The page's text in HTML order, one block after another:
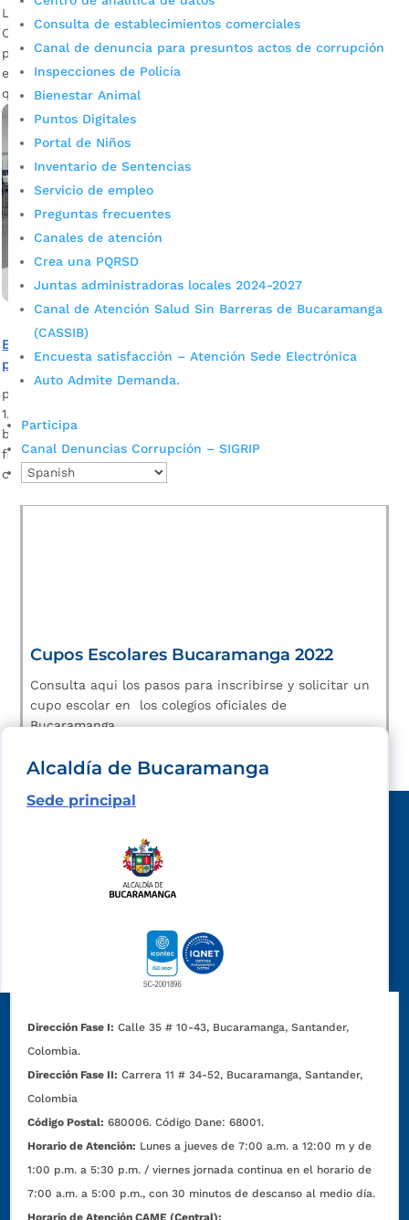
Consulta de establecimientos comerciales
Canal de denuncia para presuntos actos de corrupción
Inspecciones de Policía
Bienestar Animal
Puntos Digitales
Portal de Niños
Inventario de Sentencias
Servicio de empleo
Preguntas frecuentes
Canales de atención
Crea una PQRSD
Juntas administradoras locales 2024-2027
Canal de Atención Salud Sin Barreras de Bucaramanga
(CASSIB)
Encuesta satisfacción – Atención Sede Electrónica
Auto Admite Demanda.
Participa
Canal Denuncias Corrupción – SIGRIP
La propuesta educativa la galardonaron en una Feria
Científica y Tecnológica Escolar celebrada en Chile. Con este
proyecto acreditaron la institución educativa para participar
en septiembre del próximo año en un encuentro mundial
que se cumplirá en Indonesia.
Entregamos moderno laboratorio para potenciar
procesos de enseñanza en el colegio Café Madrid
por
1.650 estudiantes de los grados primero hasta once se
benefician con el nuevo laboratorio de ciencias
fisicoquímicas y de robótica que la Alcaldía de Bucaramanga
construyó en sus instalaciones.
Cupos Escolares Bucaramanga 2022
Consulta aqui los pasos para inscribirse y solicitar un
cupo escolar en los colegios oficiales de
Bucaramanga.
Alcaldía de Bucaramanga
Sede principal
Dirección Fase I: Calle 35 # 10-43, Bucaramanga, Santander,
Colombia.
Dirección Fase II: Carrera 11 # 34-52, Bucaramanga, Santander,
Colombia
Código Postal: 680006. Código Dane: 68001.
Horario de Atención: Lunes a jueves de 7:00 a.m. a 12:00 m y de
1:00 p.m. a 5:30 p.m. / viernes jornada continua en el horario de
7:00 a.m. a 5:00 p.m., con 30 minutos de descanso al medio día.
Horario de Atención CAME (Central):